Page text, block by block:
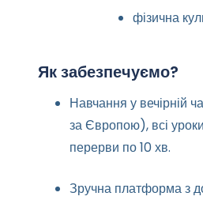
фізична
Як забезпечуємо?
Навчання у вечірній
за Європою), всі
перерви по 10 хв.
Зручна платформа з